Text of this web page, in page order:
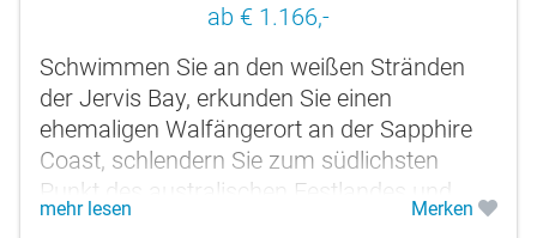
ab € 1.166,-
Schwimmen Sie an den weißen Stränden
der Jervis Bay, erkunden Sie einen
ehemaligen Walfängerort an der Sapphire
Coast, schlendern Sie zum südlichsten
Punkt des australischen Festlandes und
spazieren Sie durch verschlafene...
mehr lesen Merken